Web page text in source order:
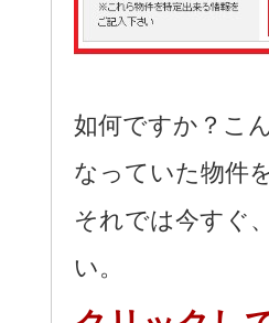
如何ですか？こ
なっていた物件
それでは今すぐ
い。